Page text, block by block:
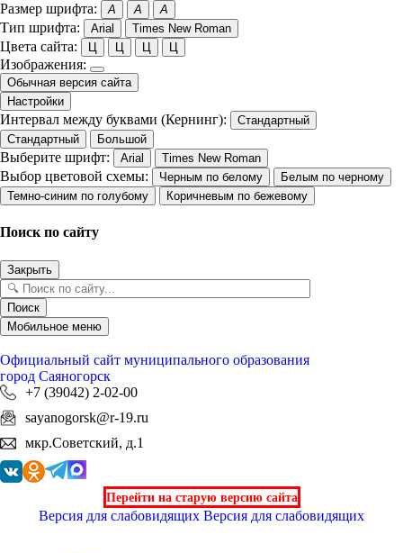
Размер шрифта: A A A
Тип шрифта: Arial Times New Roman
Цвета сайта: Ц Ц Ц Ц
Изображения:
Обычная версия сайта
Настройки
Интервал между буквами (Кернинг):
Стандартный
Стандартный
Большой
Выберите шрифт: Arial Times New Roman
Выбор цветовой схемы: Черным по белому
Белым по черному
Темно-синим по голубому
Коричневым по бежевому
Поиск по сайту
Закрыть
Поиск
Мобильное меню
Официальный сайт муниципального образования
город Саяногорск
+7 (39042) 2-02-00
sayanogorsk@r-19.ru
мкр.Советский, д.1
Перейти на старую версию сайта
Версия для слабовидящих Версия для слабовидящих